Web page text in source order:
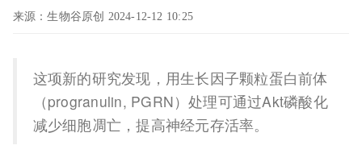
来源：生物谷原创 2024-12-12 10:25
这项新的研究发现，用生长因子颗粒蛋白前体
（progranulin, PGRN）处理可通过Akt磷酸化
减少细胞凋亡，提高神经元存活率。